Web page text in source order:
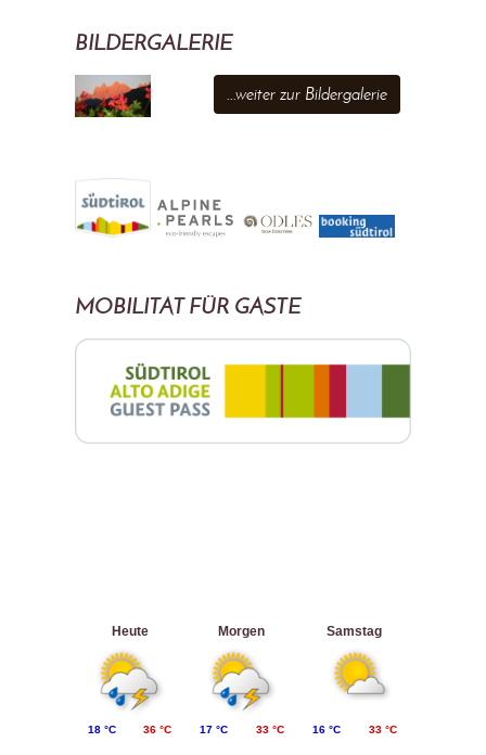
BILDERGALERIE
...weiter zur Bildergalerie
MOBILITÄT FÜR GÄSTE
Heute Morgen Samstag
18 °C 36 °C 17 °C 33 °C 16 °C 33 °C